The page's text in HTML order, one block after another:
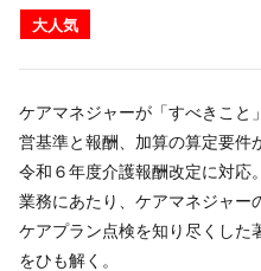
大人気
ケアマネジャーが「すべきこと
営基準と報酬、加算の算定要件
令和６年度介護報酬改定に対応。
業務にあたり、ケアマネジャー
ケアプラン点検を知り尽くした
をひも解く。